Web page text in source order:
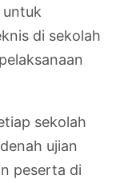
untuk
di sekolah
sekolah
ujian
peserta di